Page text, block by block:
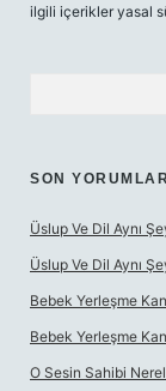
ilgili içerikler yasal
SON
Üslup Ve Dil Aynı
Üslup Ve Dil Aynı
Bebek Yerleşme
Bebek Yerleşme
O Sesin Sahibi